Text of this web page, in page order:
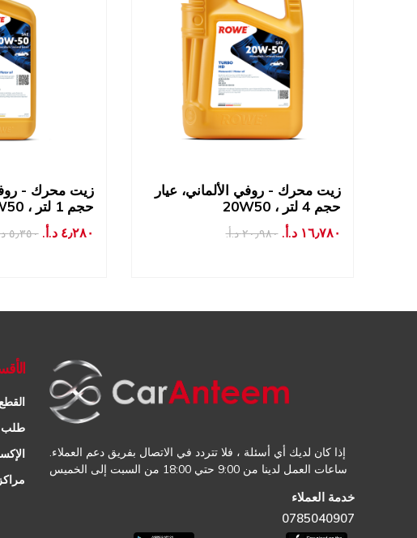
زيت محرك - روفي
20W50 ، حجم 1 لتر
٥٫٣٥٠ د.أ.‏ ٤٫٢٨٠ د.أ.‏
زيت محرك - روفي الألماني، عيار
20W50 ، حجم 4 لتر
٢٠٫٩٨٠ د.أ.‏ ١٦٫٧٨٠ د.أ.‏
إذا كان لديك أي أسئلة ، فلا تتردد في الاتصال بفريق دعم العملاء.
ساعات العمل لدينا من 9:00 حتي 18:00 من السبت إلى الخميس
خدمة العملاء
0785040907
طلب